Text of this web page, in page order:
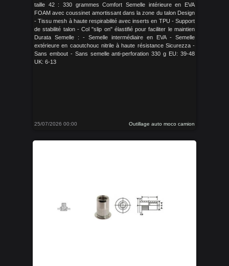
taille 42 : 330 grammes Comfort Semelle intérieure en EVA
FOAM avec coussinet amortissant dans la zone du talon Design
- Tissu mesh à haute respirabilité avec inserts en TPU - Support
de stabilité talon - Col "slip on" élastifié pour faciliter le maintien
Durata Semelle : - Semelle intermédiaire en EVA - Semelle
extérieure en caoutchouc nitrile à haute résistance Sicurezza -
Sans embout - Sans semelle anti-perforation 330 g EU: 39-48
UK: 6-13
25/07/2026 00:00 Outillage auto moco camion